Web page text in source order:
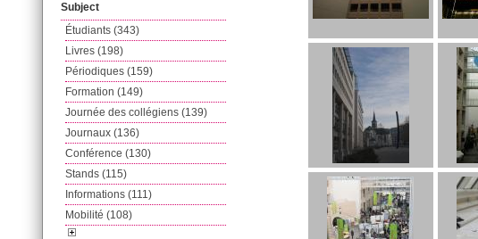
Subject
Étudiants (343)
Livres (198)
Périodiques (159)
Formation (149)
Journée des collégiens (139)
Journaux (136)
Conférence (130)
Stands (115)
Informations (111)
Mobilité (108)